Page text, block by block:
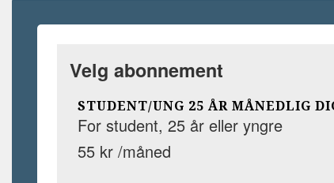
Velg abonnement
STUDENT/UNG 25 ÅR MÅNEDLIG
For student, 25 år eller yngre
55 kr /måned